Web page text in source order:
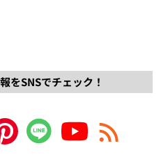
をSNSでチェック！